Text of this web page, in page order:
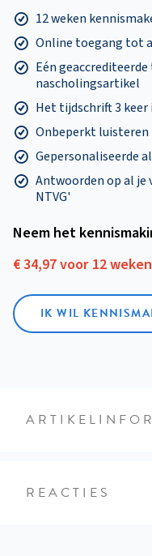
12 weken
Online toegang tot
Eén
nascholingsartikel
Het tijdschrift 3 keer
Onbeperkt luisteren
Gepersonaliseerde
Antwoorden op al je
NTVG'
Neem het
€ 34,97 voor 12
IK WIL
REACTIES